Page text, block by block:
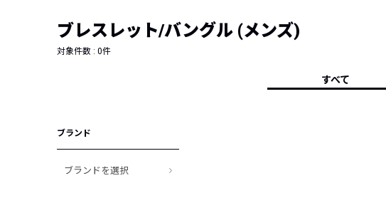
新着アイテム
編集部のおすすめアイテム
コーディネート
ブレスレット/バングル (メンズ)
対象件数 : 0件
すべて
ブランド
ブランドを選択